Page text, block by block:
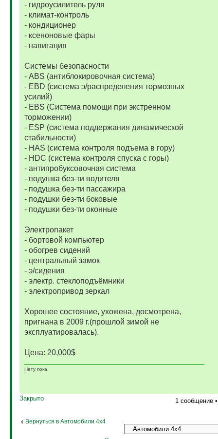
- гидроусилитель руля
- климат-контроль
- кондиционер
- ксеноновые фары
- навигация
Системы безопасности
- ABS (антиблокировочная система)
- EBD (система э/распределения тормозных
усилий)
- EBS (Система помощи при экстренном
торможении)
- ESP (система поддержания динамической
стабильности)
- HAS (система контроля подъема в гору)
- HDC (система контроля спуска с горы)
- антипробуксовочная система
- подушка без-ти водителя
- подушка без-ти пассажира
- подушки без-ти боковые
- подушки без-ти оконные
Электропакет
- бортовой компьютер
- обогрев сидений
- центральный замок
- э/сидения
- электр. стеклоподъёмники
- электропривод зеркал
Хорошее состояние, ухожена, досмотрена,
пригнана в 2009 г.(прошлой зимой не
эксплуатировалась).
Цена: 20,000$
Нету пока
Закрыто 1 сообщение
Вернуться в Автомобили 4х4